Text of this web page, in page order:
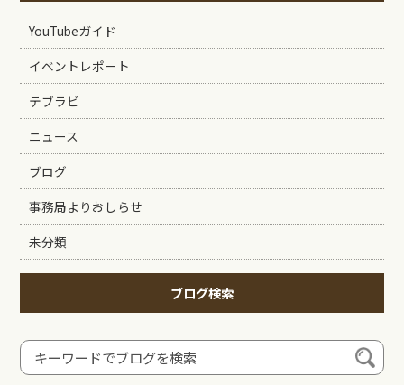
YouTubeガイド
イベントレポート
テブラビ
ニュース
ブログ
事務局よりおしらせ
未分類
ブログ検索